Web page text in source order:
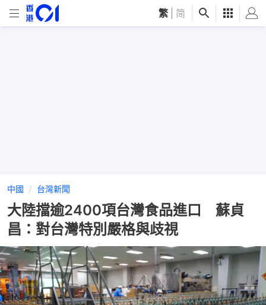
繁 简
中國 台灣新聞
大陸擋逾2400項台灣食品進口 蘇貞
昌：對台灣特別嚴格與歧視